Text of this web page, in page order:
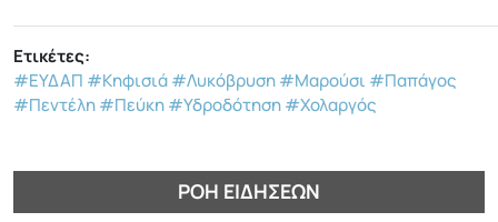
Ετικέτες:
#ΕΥΔΑΠ #Κηφισιά#Λυκόβρυση#Μαρούσι #Παπάγος
#Πεντέλη#Πεύκη#Υδροδότηση#Χολαργός
ΡΟΉ ΕΙΔΉΣΕΩΝ